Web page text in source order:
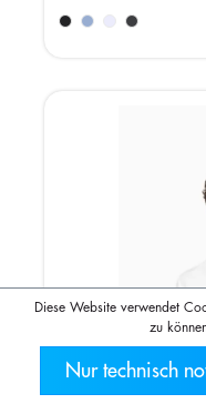
Diese Website verwendet
zu
Nur technisch